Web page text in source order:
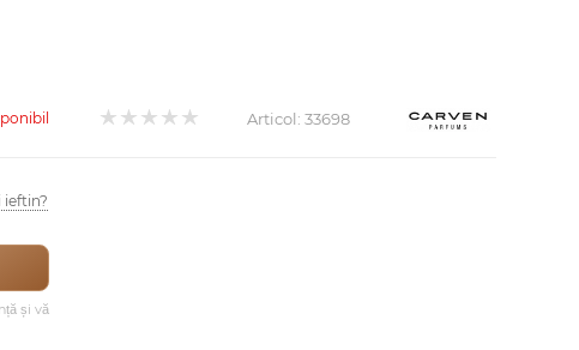
Articol: 33698
ieftin?
și vă